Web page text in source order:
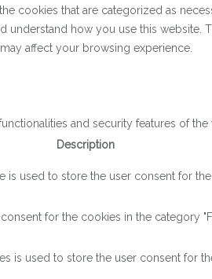
cookies that are categorized as
how you use this
affect your browsing experience.
and security features of the
Description
used to store the user consent for
for the cookies in the category
is used to store the user consent for